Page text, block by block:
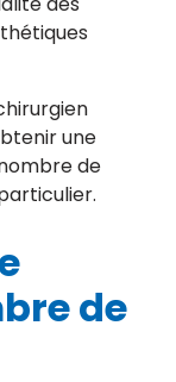
une
de
de